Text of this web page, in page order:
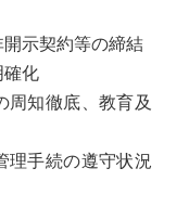
開示契約等の締結
確化
周知徹底、教育及
理手続の遵守状況